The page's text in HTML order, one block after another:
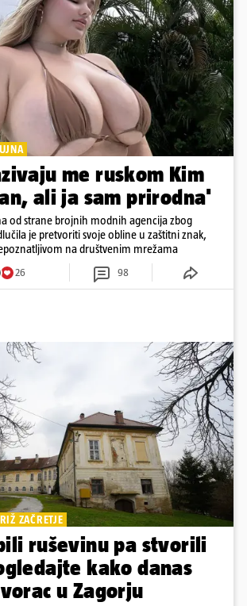
me ruskom Kim
ali ja sam prirodna'
od strane brojnih modnih agencija zbog
je pretvoriti svoje obline u zaštitni znak,
na društvenim mrežama
26 98
ZAČRETJE
ruševinu pa stvorili
kako danas
u Zagorju